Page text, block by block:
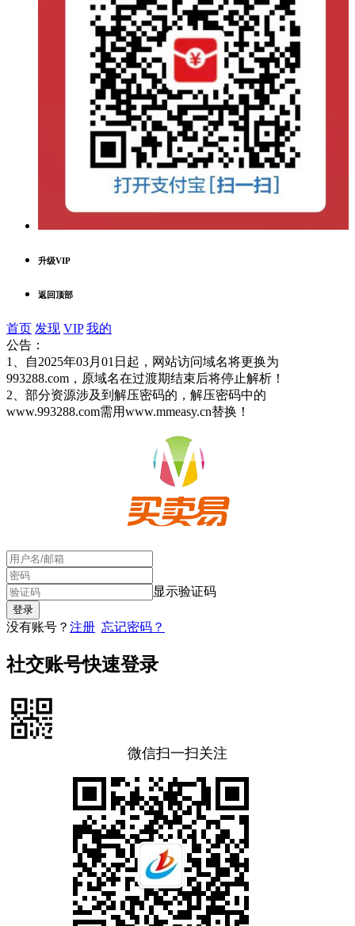
升级VIP
返回顶部
首页 发现 VIP 我的
公告：
1、自2025年03月01日起，网站访问域名将更换为
993288.com，原域名在过渡期结束后将停止解析！
2、部分资源涉及到解压密码的，解压密码中的
www.993288.com需用www.mmeasy.cn替换！
显示验证码
没有账号？ 注册 忘记密码？
社交账号快速登录
微信扫一扫关注